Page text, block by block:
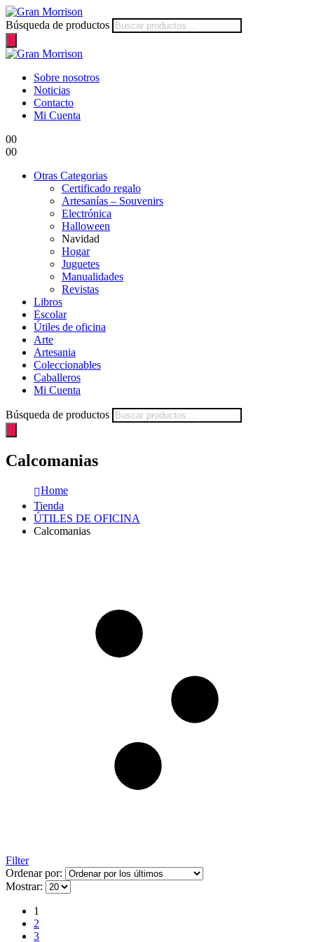
Búsqueda de productos
Sobre nosotros
Noticias
Contacto
Mi Cuenta
00
00
Otras Categorias
Certificado regalo
Artesanías – Souvenirs
Electrónica
Halloween
Navidad
Hogar
Juguetes
Manualidades
Revistas
Libros
Escolar
Útiles de oficina
Arte
Artesania
Coleccionables
Caballeros
Mi Cuenta
Búsqueda de productos
Calcomanias
Home
Tienda
ÚTILES DE OFICINA
Calcomanias
Filter
Ordenar por:
Mostrar:
1
2
3